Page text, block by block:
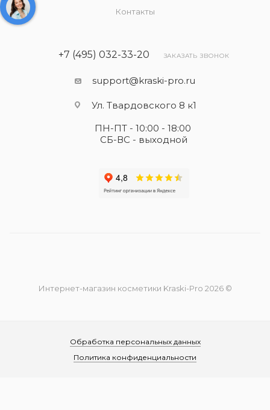
Контакты
+7 (495) 032-33-20 ЗАКАЗАТЬ ЗВОНОК
support@kraski-pro.ru
Ул. Твардовского 8 к1
ПН-ПТ - 10:00 - 18:00
СБ-ВС - выходной
Интернет-магазин косметики Kraski-Pro 2026 ©
Обработка персональных данных
Политика конфиденциальности